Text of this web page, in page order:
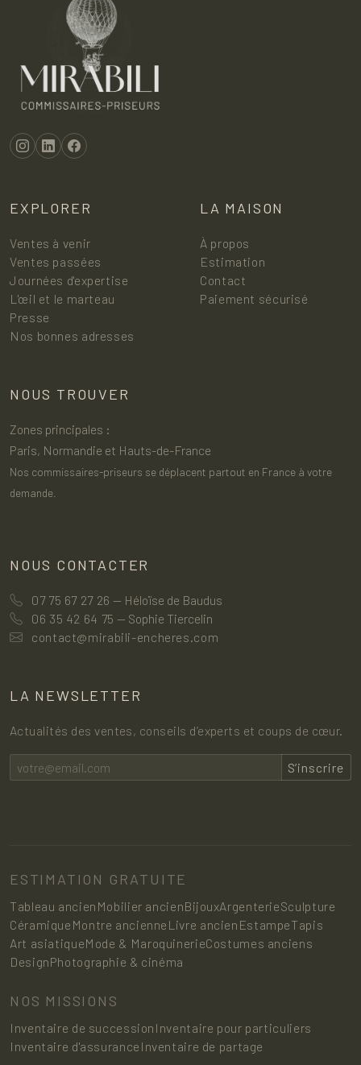
EXPLORER
Ventes à venir
Ventes passées
Journées d'expertise
L'œil et le marteau
Presse
Nos bonnes adresses
LA MAISON
À propos
Estimation
Contact
Paiement sécurisé
NOUS TROUVER
Zones principales :
Paris, Normandie et Hauts-de-France
Nos commissaires-priseurs se déplacent partout en France à votre
demande.
NOUS CONTACTER
07 75 67 27 26 — Héloïse de Baudus
06 35 42 64 75 — Sophie Tiercelin
contact@mirabili-encheres.com
LA NEWSLETTER
Actualités des ventes, conseils d’experts et coups de cœur.
S’inscrire
ESTIMATION GRATUITE
Tableau ancien Mobilier ancienBijouxArgenterieSculpture
Céramique Montre ancienne Livre ancien EstampeTapis
Art asiatiqueMode & MaroquinerieCostumes anciens
DesignPhotographie & cinéma
NOS MISSIONS
Inventaire de succession Inventaire pour particuliers
Inventaire d'assurance Inventaire de partage